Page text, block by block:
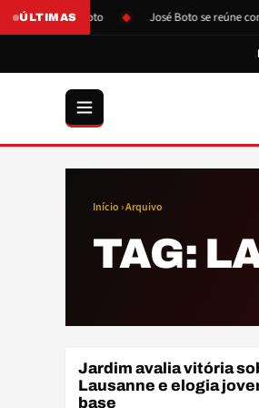
ÚLTIMAS
de Boto José Boto se reúne com
Início › Arquivo
TAG:
BASE
Jardim avalia vitória
Lausanne e elogia
base